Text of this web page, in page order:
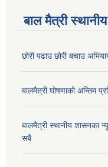
बाल मैत्री
छोरी पढाउ छोरी बचाउ
बालमैत्री घोषणाको अन्तिम
बालमैत्री स्थानीय शासनका
सबै